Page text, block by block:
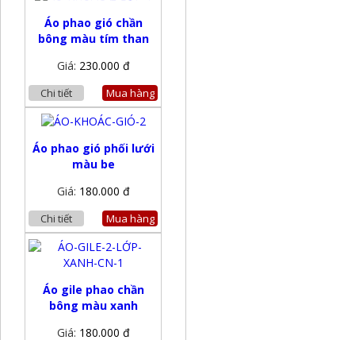
Áo phao gió chần
bông màu tím than
Giá: 230.000 đ
Chi tiết Mua hàng
Áo phao gió phối lưới
màu be
Giá: 180.000 đ
Chi tiết Mua hàng
Áo gile phao chần
bông màu xanh
Giá: 180.000 đ